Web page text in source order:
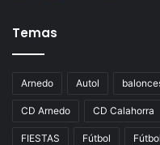
Temas
Arnedo Autol
CD Arnedo CD Calahorra
FIESTAS Fútbol